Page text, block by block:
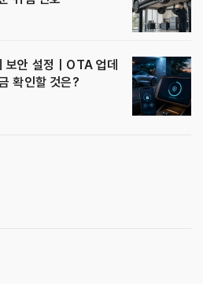
보안 설정｜OTA 업데
확인할 것은?